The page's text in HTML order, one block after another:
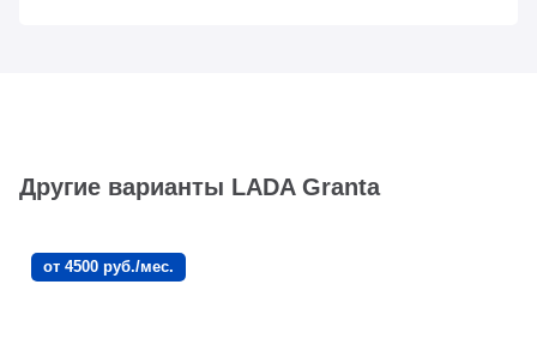
Другие варианты LADA Granta
от 4500 руб./мес.